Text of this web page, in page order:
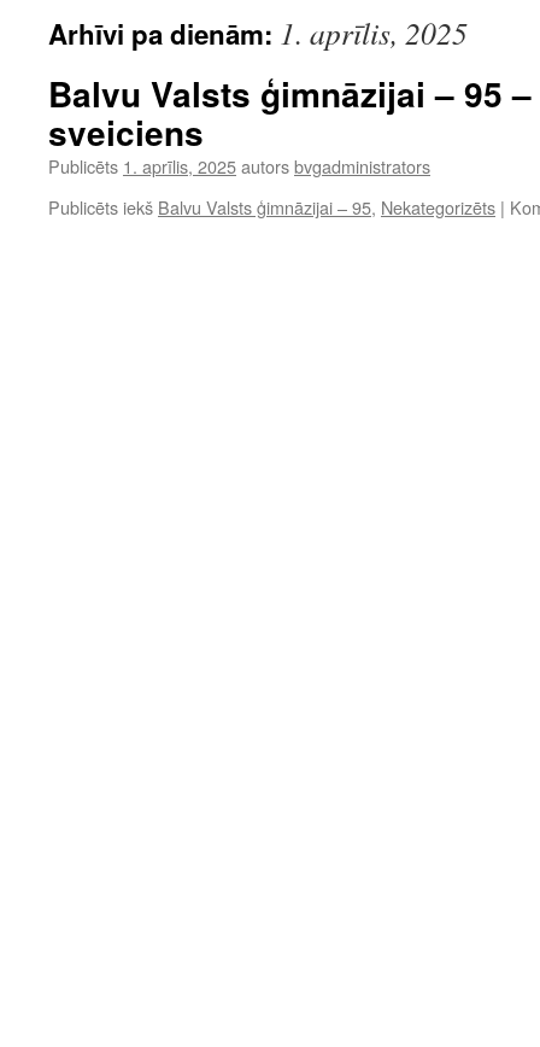
Arhīvi pa dienām: 1. aprīlis, 2025
Balvu Valsts ģimnāzijai – 95
sveiciens
Publicēts 1. aprīlis, 2025autorsbvgadministrators
Publicēts iekš Balvu Valsts ģimnāzijai – 95, Nekategorizēts |